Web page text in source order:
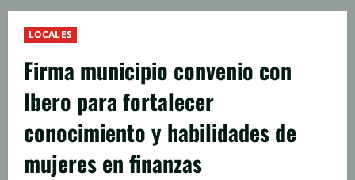
LOCALES
Firma municipio convenio con
Ibero para fortalecer
conocimiento y habilidades de
mujeres en finanzas